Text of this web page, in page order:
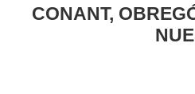
CONANT,